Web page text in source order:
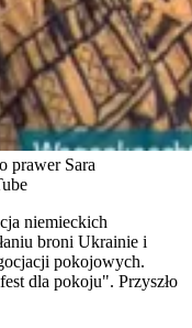
prawer Sara
niemieckich
broni Ukrainie i
pokojowych.
dla pokoju". Przyszło